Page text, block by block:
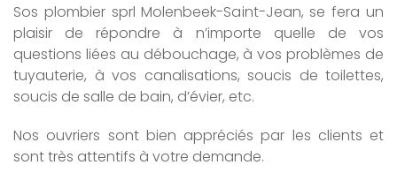
Sos plombier sprl Molenbeek-Saint-Jean, se fera un
plaisir de répondre à n’importe quelle de vos
questions liées au débouchage, à vos problèmes de
tuyauterie, à vos canalisations, soucis de toilettes,
soucis de salle de bain, d’évier, etc.
Nos ouvriers sont bien appréciés par les clients et
sont très attentifs à votre demande.